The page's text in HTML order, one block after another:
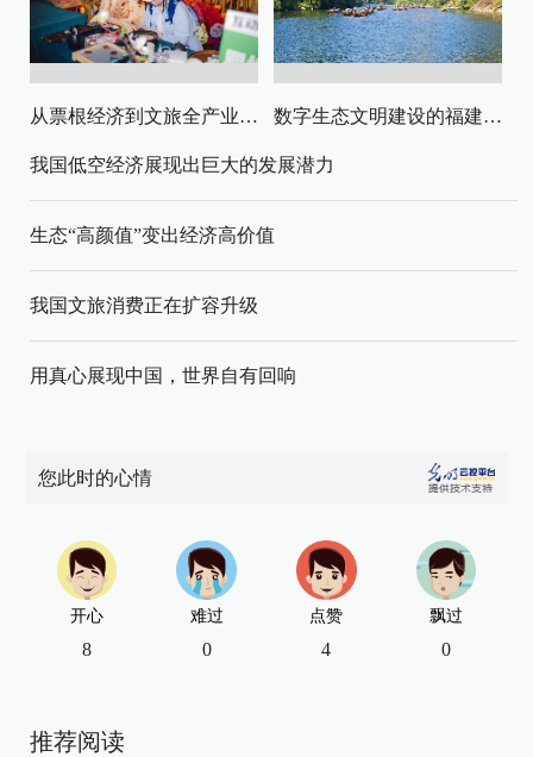
从票根经济到文旅全产业链升级 数字生态文明建设的福建路径与启示
我国低空经济展现出巨大的发展潜力
生态“高颜值”变出经济高价值
我国文旅消费正在扩容升级
用真心展现中国，世界自有回响
您此时的心情
开心
8
难过
0
点赞
4
飘过
0
推荐阅读